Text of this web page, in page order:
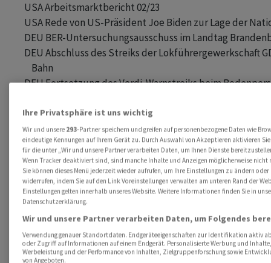
      USA Arbeitsmarktbericht 02/23
USA Rede von US-Präsident Joe Biden zur Lage der
DEU BER-Untersuchungsausschuss im Landtag
DEU Abschluss des Streiks der Lokführergewerkschaft
          Bahn
DEU Fortsetzung des Verdi-Warnstreiks beim
- Hinweis
      RUS Feiertag - Börse geschlossen
Für Vollständigkeit und Richtigkeit kann keine Gewähr
übernommen werden.
awp-robot/
(AWP)
Ihre Privatsphäre ist uns wichtig
Wir und unsere 293-Partner speichern und greifen auf personenbezogene Daten wie
eindeutige Kennungen auf Ihrem Gerät zu. Durch Auswahl von Akzeptieren aktivieren
für die unter „Wir und unsere Partner verarbeiten Daten, um Ihnen Dienste
Wenn Tracker deaktiviert sind, sind manche Inhalte und Anzeigen möglicherweise nicht
Sie können dieses Menü jederzeit wieder aufrufen, um Ihre Einstellungen zu ändern
widerrufen, indem Sie auf den Link Voreinstellungen verwalten am unteren Rand der
Einstellungen gelten innerhalb unseres Website. Weitere Informationen finden Sie in
Datenschutzerklärung.
Wir und unsere Partner verarbeiten Daten, um Folgendes
Verwendung genauer Standortdaten. Endgeräteeigenschaften zur Identifikation aktiv
oder Zugriff auf Informationen auf einem Endgerät. Personalisierte Werbung und
Werbeleistung und der Performance von Inhalten, Zielgruppenforschung sowie
von Angeboten.